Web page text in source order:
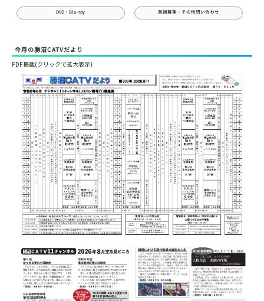
DVD・Blu-ray 番組募集・その他問い合わせ
今月の勝沼CATVだより
PDF掲載(クリックで拡大表示)